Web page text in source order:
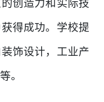
得成功。学校提
饰设计，工业产
。